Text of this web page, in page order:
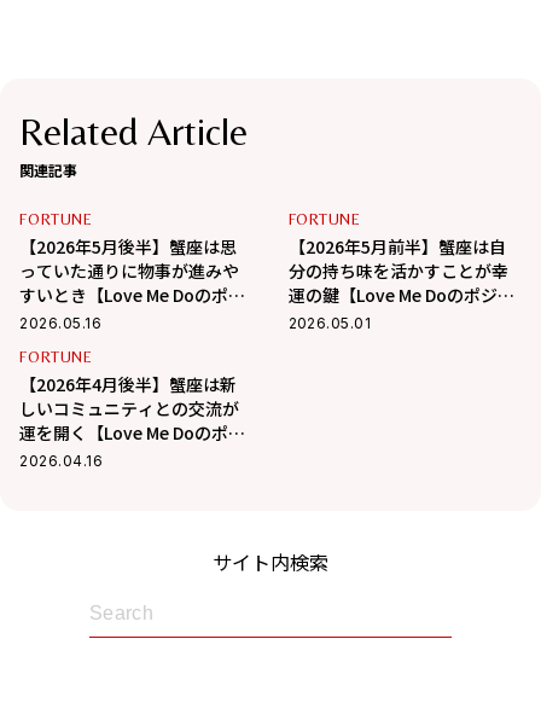
Related Article
関連記事
FORTUNE
【2026年5月後半】蟹座は思
っていた通りに物事が進みや
すいとき【Love Me Doのポジ
ティブ星座占い】
2026.05.16
FORTUNE
【2026年5月前半】蟹座は自
分の持ち味を活かすことが幸
運の鍵【Love Me Doのポジテ
ィブ星座占い】
2026.05.01
FORTUNE
【2026年4月後半】蟹座は新
しいコミュニティとの交流が
運を開く【Love Me Doのポジ
ティブ星座占い】
2026.04.16
サイト内検索